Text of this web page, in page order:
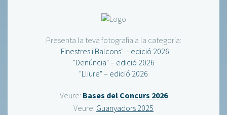
Presenta la teva fotografia a la categoria:
"Finestres i Balcons" – edició 2026
"Denúncia" – edició 2026
"Lliure" – edició 2026
Veure: Bases del Concurs 2026
Veure: Guanyadors 2025